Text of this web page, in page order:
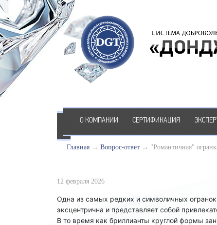
О КОМПАНИИ СЕРТИФИКАЦИЯ
Главная → Вопрос-ответ → "Романтичная"
12 февраля 2026
Одна из самых редких и символичных
эксцентрична и представляет собой
В то время как бриллианты круглой формы